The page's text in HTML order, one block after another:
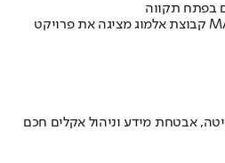
בפתח תקווה
קבוצת אלמוג מציגה את פרויקט MALA: מגדלי הפרימיום האחרונים
אבטחת מידע וניהול אקלים חכם